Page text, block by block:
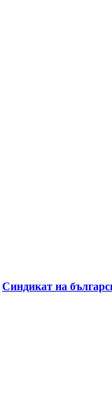
Синдикат на